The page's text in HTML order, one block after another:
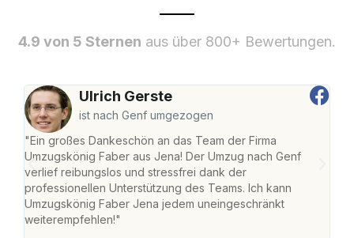
4.9 von 5 Sternen aus über 800+ Bewertungen.
Ulrich Gerste
ist nach Genf umgezogen
"Ein großes Dankeschön an das Team der Firma
Umzugskönig Faber aus Jena! Der Umzug nach Genf
verlief reibungslos und stressfrei dank der
professionellen Unterstützung des Teams. Ich kann
Umzugskönig Faber Jena jedem uneingeschränkt
weiterempfehlen!"